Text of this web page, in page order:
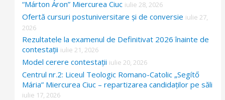
“Márton Áron” Miercurea Ciuc iulie 28, 2026
Ofertă cursuri postuniversitare și de conversie iulie 27,
2026
Rezultatele la examenul de Definitivat 2026 înainte de
contestații iulie 21, 2026
Model cerere contestații iulie 20, 2026
Centrul nr.2: Liceul Teologic Romano-Catolic „Segítő
Mária” Miercurea Ciuc – repartizarea candidaților pe săli
iulie 17, 2026